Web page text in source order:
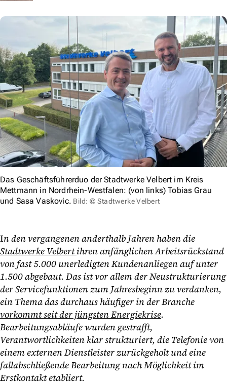
Das Geschäftsführerduo der Stadtwerke Velbert im Kreis
Mettmann in Nordrhein-Westfalen: (von links) Tobias Grau
und Sasa Vaskovic. Bild: © Stadtwerke Velbert
In den vergangenen anderthalb Jahren haben die
Stadtwerke Velbertihren anfänglichen Arbeitsrückstand
von fast 5.000 unerledigten Kundenanliegen auf unter
1.500 abgebaut. Das ist vor allem der Neustrukturierung
der Servicefunktionen zum Jahresbeginn zu verdanken,
ein Thema das durchaus häufiger in der Branche
vorkommt seit der jüngsten Energiekrise.
Bearbeitungsabläufe wurden gestrafft,
Verantwortlichkeiten klar strukturiert, die Telefonie von
einem externen Dienstleister zurückgeholt und eine
fallabschließende Bearbeitung nach Möglichkeit im
Erstkontakt etabliert.